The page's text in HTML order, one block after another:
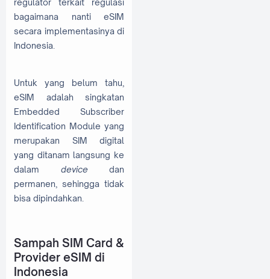
regulator terkait regulasi
bagaimana nanti eSIM
secara implementasinya di
Indonesia.
Untuk yang belum tahu,
eSIM adalah singkatan
Embedded Subscriber
Identification Module yang
merupakan SIM digital
yang ditanam langsung ke
dalam devicedan
permanen, sehingga tidak
bisa dipindahkan.
Sampah SIM Card &
Provider eSIM di
Indonesia